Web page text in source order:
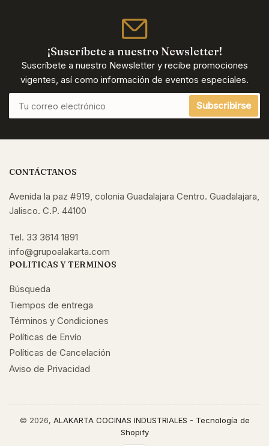
¡Suscríbete a nuestro Newsletter!
Suscríbete a nuestro Newsletter y recibe promociones
vigentes, así como información de eventos especiales.
correo
electrónico
Subscribirse
CONTÁCTANOS
Avenida la paz #919, colonia Guadalajara Centro. Guadalajara,
Jalisco. C.P. 44100
Tel. 33 3614 1891
info@grupoalakarta.com
POLITICAS Y TERMINOS
Búsqueda
Tiempos de entrega
Términos y Condiciones
Políticas de Envío
Políticas de Cancelación
Aviso de Privacidad
© 2026, ALAKARTA COCINAS INDUSTRIALES - Tecnología de
Shopify
Modalidades